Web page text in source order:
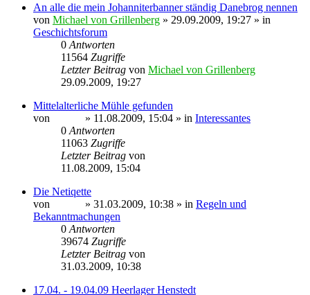
An alle die mein Johanniterbanner ständig Danebrog nennen
von Michael von Grillenberg » 29.09.2009, 19:27 » in
Geschichtsforum
0 Antworten
11564 Zugriffe
Letzter Beitrag von Michael von Grillenberg
29.09.2009, 19:27
Mittelalterliche Mühle gefunden
von
» 11.08.2009, 15:04 » in Interessantes
0 Antworten
11063 Zugriffe
Letzter Beitrag von
11.08.2009, 15:04
Die Netiqette
von
» 31.03.2009, 10:38 » in Regeln und
Bekanntmachungen
0 Antworten
39674 Zugriffe
Letzter Beitrag von
31.03.2009, 10:38
17.04. - 19.04.09 Heerlager Henstedt